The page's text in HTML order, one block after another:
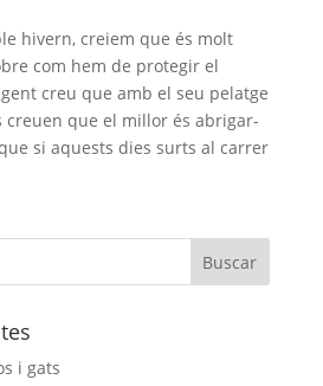
hivern, creiem que és molt
com hem de protegir el
creu que amb el seu pelatge
creuen que el millor és abrigar-
si aquests dies surts al carrer
i gats